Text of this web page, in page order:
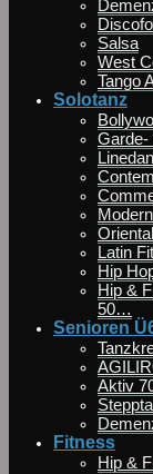
Salsa
West
Tango
Solotanz
Garde-
Latin Fit
Hip
Hip &
50…
Senioren
Aktiv
Fitness
Hip &